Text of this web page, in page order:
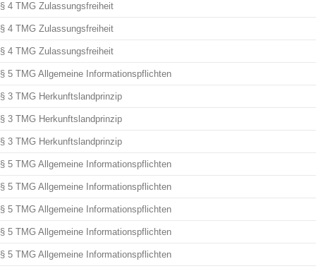
§ 4 TMG Zulassungsfreiheit
§ 4 TMG Zulassungsfreiheit
§ 4 TMG Zulassungsfreiheit
§ 5 TMG Allgemeine Informationspflichten
§ 3 TMG Herkunftslandprinzip
§ 3 TMG Herkunftslandprinzip
§ 3 TMG Herkunftslandprinzip
§ 5 TMG Allgemeine Informationspflichten
§ 5 TMG Allgemeine Informationspflichten
§ 5 TMG Allgemeine Informationspflichten
§ 5 TMG Allgemeine Informationspflichten
§ 5 TMG Allgemeine Informationspflichten